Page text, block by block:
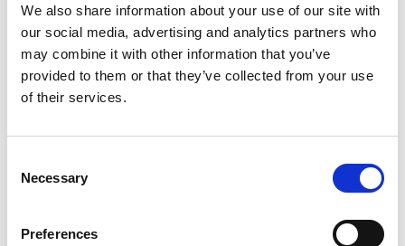
We also share information about your use of our site with
our social media, advertising and analytics partners who
may combine it with other information that you’ve
provided to them or that they’ve collected from your use
of their services.
Selection
Necessary
Preferences
Sie auf der Website der Gemeinde:
tanum.se/parkering
In den zentralen Parkbereichen von Fjällbacka,
Grebbestad und Hamburgsund wird im Zeitraum vom
EasyPark-App
Parkgebühr bezahlen